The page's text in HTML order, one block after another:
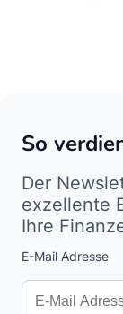
So
Der
exzellente
Ihre
E-Mail Adresse
Interests
Amount